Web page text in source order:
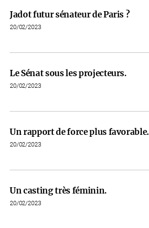
Jadot futur sénateur de Paris ?
20/02/2023
Le Sénat sous les projecteurs.
20/02/2023
Un rapport de force plus favorable.
20/02/2023
Un casting très féminin.
20/02/2023